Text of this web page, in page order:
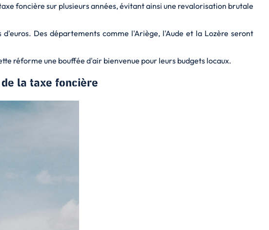
foncière sur plusieurs années, évitant ainsi une revalorisation brutale
Des départements comme l'Ariège, l'Aude et la Lozère seront
réforme une bouffée d'air bienvenue pour leurs budgets locaux.
la taxe foncière